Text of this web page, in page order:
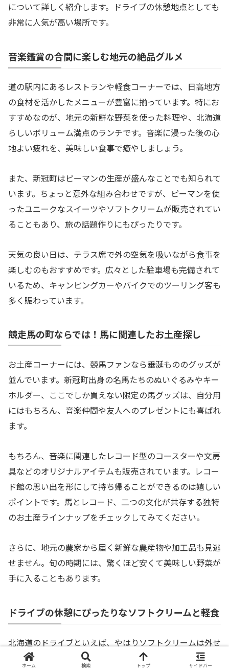
について詳しく紹介します。ドライブの休憩地点としても
非常に人気が高い場所です。
音楽鑑賞の合間に楽しむ地元の絶品グルメ
道の駅内にあるレストランや軽食コーナーでは、日高地方
の食材を活かしたメニューが豊富に揃っています。特にお
すすめなのが、地元の新鮮な野菜を使った料理や、北海道
らしいボリューム満点のランチです。音楽に浸った後の心
地よい疲れを、美味しい食事で癒やしましょう。
また、新冠町はピーマンの生産が盛んなことでも知られて
います。ちょっと意外な組み合わせですが、ピーマンを使
ったユニークなスイーツやソフトクリームが販売されてい
ることもあり、旅の話題作りにもぴったりです。
天気の良い日は、テラス席で外の空気を吸いながら食事を
楽しむのもおすすめです。広々とした駐車場も完備されて
いるため、キャンピングカーやバイクでのツーリング客も
多く賑わっています。
競走馬の町ならでは！馬に関連したお土産探し
お土産コーナーには、競馬ファンなら垂涎もののグッズが
並んでいます。新冠町出身の名馬たちのぬいぐるみやキー
ホルダー、ここでしか買えない限定の馬グッズは、自分用
にはもちろん、音楽仲間や友人へのプレゼントにも喜ばれ
ます。
もちろん、音楽に関連したレコード型のコースターや文房
具などのオリジナルアイテムも販売されています。レコー
ド館の思い出を形にして持ち帰ることができるのは嬉しい
ポイントです。馬とレコード、二つの文化が共存する独特
のお土産ラインナップをチェックしてみてください。
さらに、地元の農家から届く新鮮な農産物や加工品も見逃
せません。旬の時期には、驚くほど安くて美味しい野菜が
手に入ることもあります。
ドライブの休憩にぴったりなソフトクリームと軽食
北海道のドライブといえば、やはりソフトクリームは外せ
ません。ここの道の駅でも、濃厚なミルクの味わいが楽し
ホーム 検索 トップ サイドバー